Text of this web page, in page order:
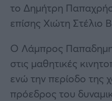
το Δημήτρη
επίσης Χιώτη Στέλιο
Ο Λάμπρος
στις μαθητικές
ενώ την περίοδο της
πρόεδρος του